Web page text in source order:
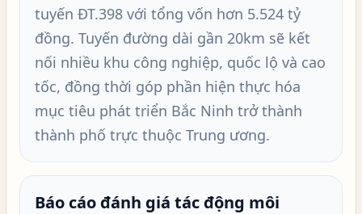
tuyến ĐT.398 với tổng vốn hơn 5.524 tỷ
đồng. Tuyến đường dài gần 20km sẽ kết
nối nhiều khu công nghiệp, quốc lộ và cao
tốc, đồng thời góp phần hiện thực hóa
mục tiêu phát triển Bắc Ninh trở thành
thành phố trực thuộc Trung ương.
Báo cáo đánh giá tác động môi